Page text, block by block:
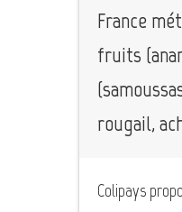
France
fruits
rougail,
Colipays